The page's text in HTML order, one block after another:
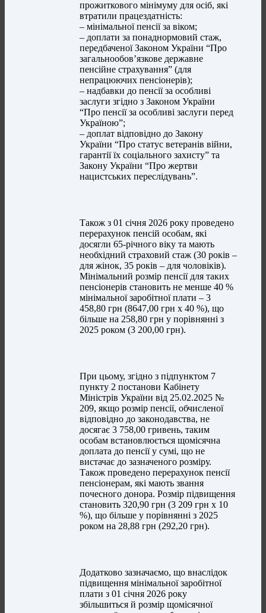
прожиткового мінімуму для осіб, які
втратили працездатність:
– мінімальної пенсії за віком;
– доплати за понаднормовий стаж,
передбаченої Законом України “Про
загальнообов’язкове державне
пенсійне страхування” (для
непрацюючих пенсіонерів);
– надбавки до пенсії за особливі
заслуги згідно з Законом України
“Про пенсії за особливі заслуги перед
Україною”;
– доплат відповідно до Закону
України “Про статус ветеранів війни,
гарантії їх соціального захисту” та
Закону України “Про жертви
нацистських переслідувань”.
Також з 01 січня 2026 року проведено
перерахунок пенсій особам, які
досягли 65-річного віку та мають
необхідний страховий стаж (30 років ‒
для жінок, 35 років ‒ для чоловіків).
Мінімальний розмір пенсії для таких
пенсіонерів становить не менше 40 %
мінімальної заробітної плати – 3
458,80 грн (8647,00 грн х 40 %), що
більше на 258,80 грн у порівнянні з
2025 роком (3 200,00 грн).
При цьому, згідно з підпунктом 7
пункту 2 постанови Кабінету
Міністрів України від 25.02.2025 №
209, якщо розмір пенсії, обчисленої
відповідно до законодавства, не
досягає 3 758,00 гривень, таким
особам встановлюється щомісячна
доплата до пенсії у сумі, що не
вистачає до зазначеного розміру.
Також проведено перерахунок пенсії
пенсіонерам, які мають звання
почесного донора. Розмір підвищення
становить 320,90 грн (3 209 грн х 10
%), що більше у порівнянні з 2025
роком на 28,88 грн (292,20 грн).
Додатково зазначаємо, що внаслідок
підвищення мінімальної заробітної
плати з 01 січня 2026 року
збільшиться й розмір щомісячної